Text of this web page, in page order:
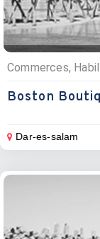
Commerces,
Boston
Dar-es-salam